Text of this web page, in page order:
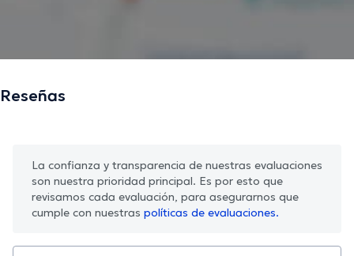
Reseñas
La confianza y transparencia de nuestras evaluaciones
son nuestra prioridad principal. Es por esto que
revisamos cada evaluación, para asegurarnos que
cumple con nuestras políticas de evaluaciones.